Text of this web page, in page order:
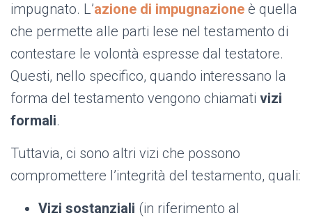
impugnato. L’azione di impugnazione è quella
che permette alle parti lese nel testamento di
contestare le volontà espresse dal testatore.
Questi, nello specifico, quando interessano la
forma del testamento vengono chiamati vizi
formali.
Tuttavia, ci sono altri vizi che possono
compromettere l’integrità del testamento, quali:
Vizi sostanziali (in riferimento al